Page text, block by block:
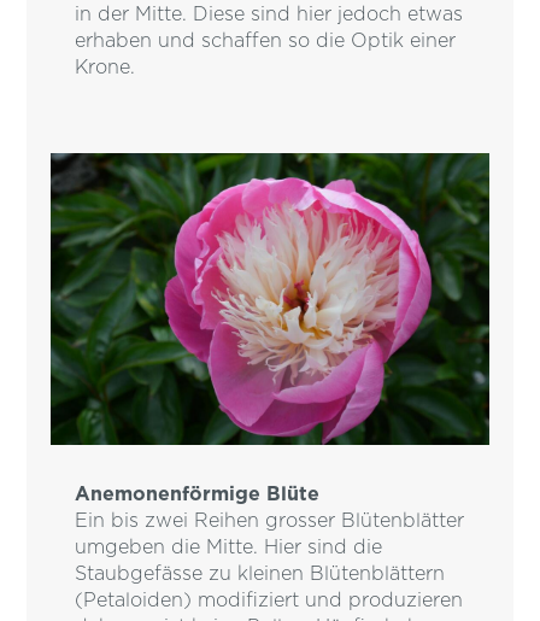
in der Mitte. Diese sind hier jedoch etwas
erhaben und schaffen so die Optik einer
Krone.
Anemonenförmige Blüte
Ein bis zwei Reihen grosser Blütenblätter
umgeben die Mitte. Hier sind die
Staubgefässe zu kleinen Blütenblättern
(Petaloiden) modifiziert und produzieren